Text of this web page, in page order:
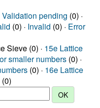
Validation pending (0) ·
(0) · Invalid (0) · Error
Sieve (0) · 15e Lattice
smaller numbers (0) ·
(0) · 16e Lattice
(0)